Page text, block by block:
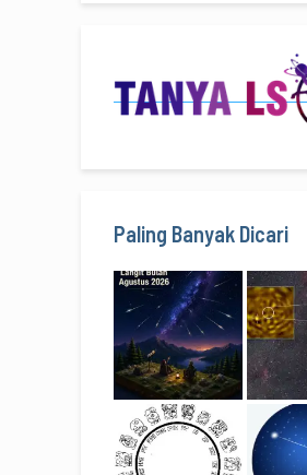
Paling Banyak Dicari